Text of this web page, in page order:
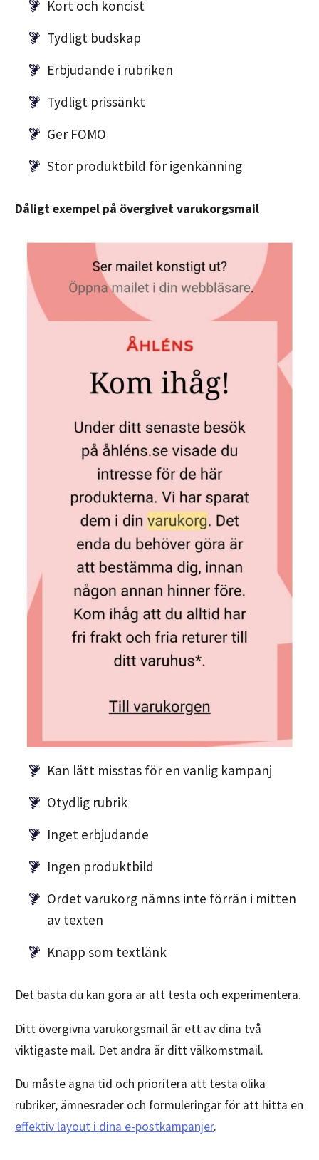
Kort och koncist
Tydligt budskap
Erbjudande i rubriken
Tydligt prissänkt
Ger FOMO
Stor produktbild för igenkänning
Dåligt exempel på övergivet varukorgsmail
Kan lätt misstas för en vanlig kampanj
Otydlig rubrik
Inget erbjudande
Ingen produktbild
Ordet varukorg nämns inte förrän i mitten
av texten
Knapp som textlänk
Det bästa du kan göra är att testa och experimentera.
Ditt övergivna varukorgsmail är ett av dina två
viktigaste mail. Det andra är ditt välkomstmail.
Du måste ägna tid och prioritera att testa olika
rubriker, ämnesrader och formuleringar för att hitta en
effektiv layout i dina e-postkampanjer.